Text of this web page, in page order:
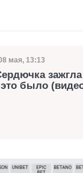
публикации
мая, 13:13
было